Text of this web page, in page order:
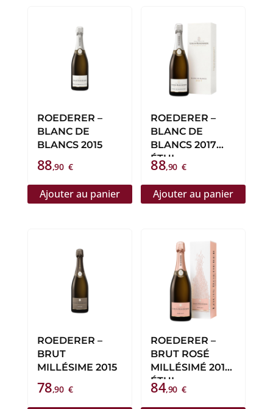
ROEDERER –
BLANC DE
BLANCS 2015
88,90 €
Ajouter au panier
ROEDERER –
BLANC DE
BLANCS 2017
ÉTUI
88,90 €
Ajouter au panier
ROEDERER –
BRUT
MILLÉSIME 2015
78,90 €
ROEDERER –
BRUT ROSÉ
MILLÉSIMÉ 2017
ÉTUI
84,90 €